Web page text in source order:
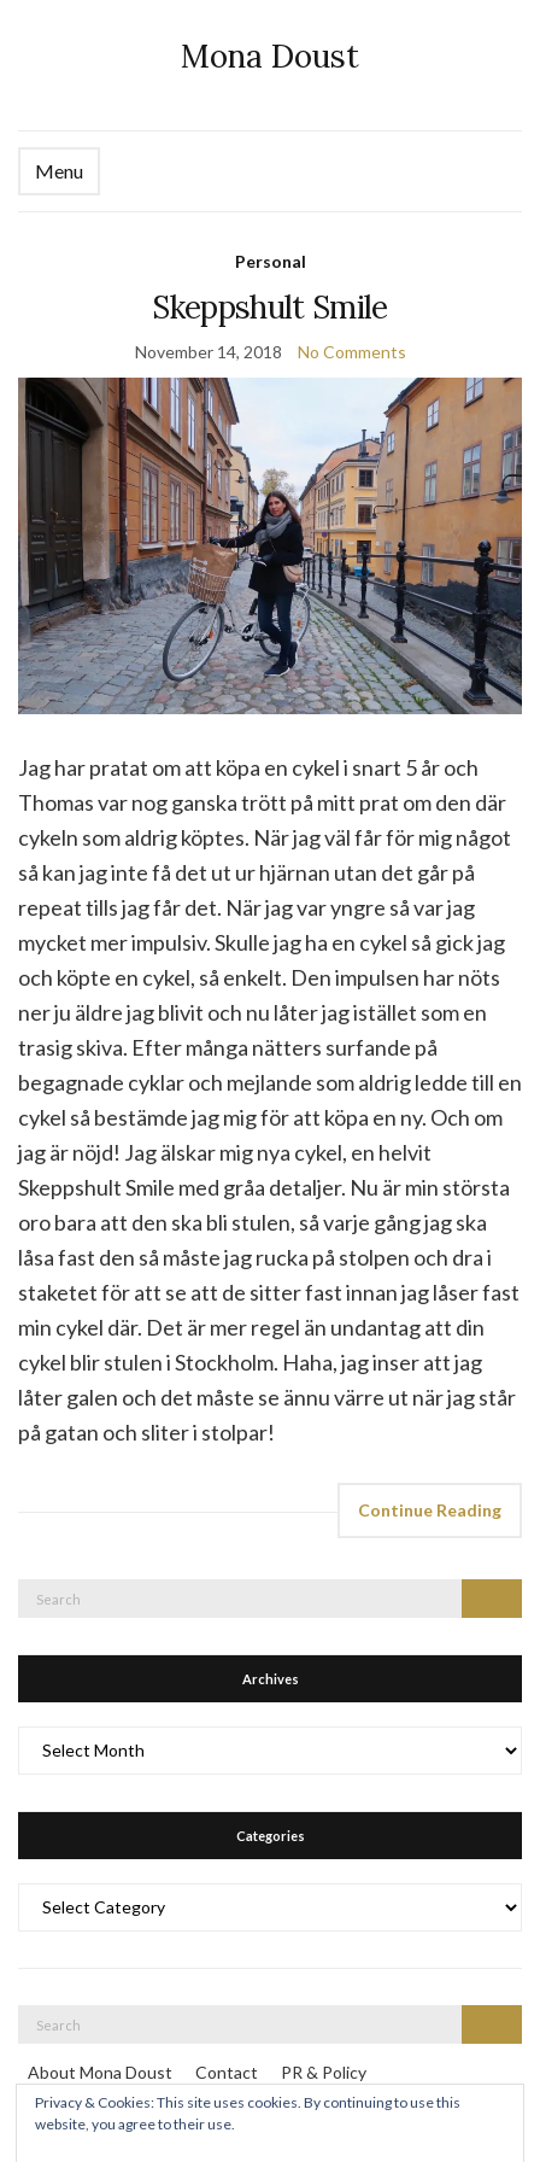
Mona Doust
Menu
Personal
Skeppshult Smile
November 14, 2018 No Comments
Jag har pratat om att köpa en cykel i snart 5 år och
Thomas var nog ganska trött på mitt prat om den där
cykeln som aldrig köptes. När jag väl får för mig något
så kan jag inte få det ut ur hjärnan utan det går på
repeat tills jag får det. När jag var yngre så var jag
mycket mer impulsiv. Skulle jag ha en cykel så gick jag
och köpte en cykel, så enkelt. Den impulsen har nöts
ner ju äldre jag blivit och nu låter jag istället som en
trasig skiva. Efter många nätters surfande på
begagnade cyklar och mejlande som aldrig ledde till en
cykel så bestämde jag mig för att köpa en ny. Och om
jag är nöjd! Jag älskar mig nya cykel, en helvit
Skeppshult Smile med gråa detaljer. Nu är min största
oro bara att den ska bli stulen, så varje gång jag ska
låsa fast den så måste jag rucka på stolpen och dra i
staketet för att se att de sitter fast innan jag låser fast
min cykel där. Det är mer regel än undantag att din
cykel blir stulen i Stockholm. Haha, jag inser att jag
låter galen och det måste se ännu värre ut när jag står
på gatan och sliter i stolpar!
Continue Reading
Archives
Categories
About Mona Doust Contact
PR & Policy
Travel destinations
Privacy & Cookies: This site uses cookies. By continuing to use this
website, you agree to their use.